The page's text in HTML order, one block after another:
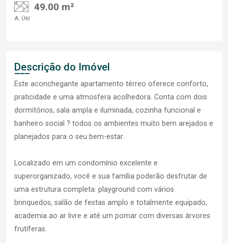
49.00 m²
A. Útil
Descrição do Imóvel
Este aconchegante apartamento térreo oferece conforto,
praticidade e uma atmosfera acolhedora. Conta com dois
dormitórios, sala ampla e iluminada, cozinha funcional e
banheiro social ? todos os ambientes muito bem arejados e
planejados para o seu bem-estar.
Localizado em um condomínio excelente e
superorganizado, você e sua família poderão desfrutar de
uma estrutura completa: playground com vários
brinquedos, salão de festas amplo e totalmente equipado,
academia ao ar livre e até um pomar com diversas árvores
frutíferas.